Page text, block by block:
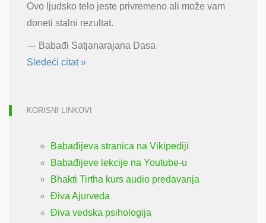
Ovo ljudsko telo jeste privremeno ali može vam
doneti stalni rezultat.
— Babađi Satjanarajana Dasa
Sledeći citat »
KORISNI LINKOVI
Babađijeva stranica na Vikipediji
Babađijeve lekcije na Youtube-u
Bhakti Tirtha kurs audio predavanja
Điva Ajurveda
Điva vedska psihologija